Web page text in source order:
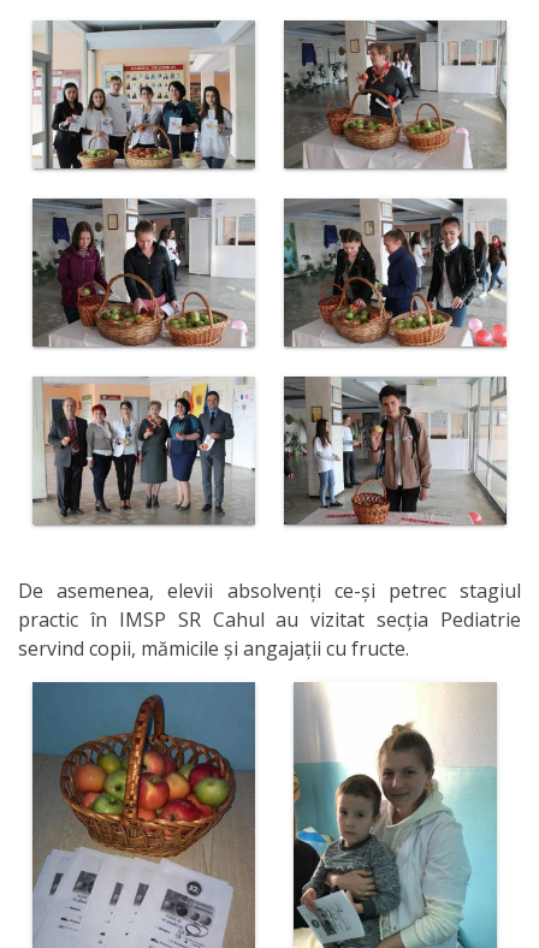
Acte
normative
Organizare
Secții
Secția
didactică
Nr.1
Secția
didactică
Nr.2
didactică
PRI
Secția
educație
Catedre
Discipline de
specialitate
De asemenea, elevii absolvenți ce-și petrec stagiul
practic în IMSP SR Cahul au vizitat secția Pediatrie
servind copii, mămicile și angajații cu fructe.